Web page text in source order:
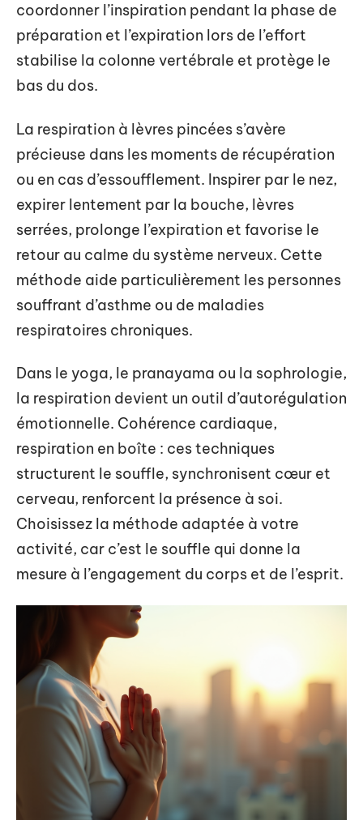
coordonner l’inspiration pendant la phase de
préparation et l’expiration lors de l’effort
stabilise la colonne vertébrale et protège le
bas du dos.
La respiration à lèvres pincées s’avère
précieuse dans les moments de récupération
ou en cas d’essoufflement. Inspirer par le nez,
expirer lentement par la bouche, lèvres
serrées, prolonge l’expiration et favorise le
retour au calme du système nerveux. Cette
méthode aide particulièrement les personnes
souffrant d’asthme ou de maladies
respiratoires chroniques.
Dans le yoga, le pranayama ou la sophrologie,
la respiration devient un outil d’autorégulation
émotionnelle. Cohérence cardiaque,
respiration en boîte : ces techniques
structurent le souffle, synchronisent cœur et
cerveau, renforcent la présence à soi.
Choisissez la méthode adaptée à votre
activité, car c’est le souffle qui donne la
mesure à l’engagement du corps et de l’esprit.